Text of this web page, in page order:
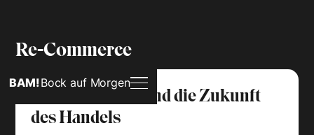
BAM!Bock auf Morgen
Re-Commerce
Re-Commerce und die Zukunft
des Handels